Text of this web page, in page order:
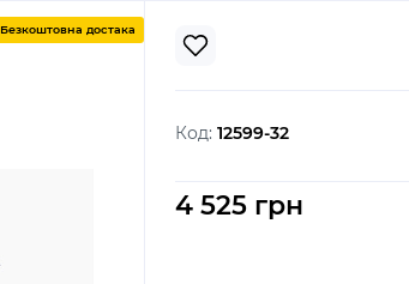
Безкоштовна достака
Код: 12599-32
4 525 грн